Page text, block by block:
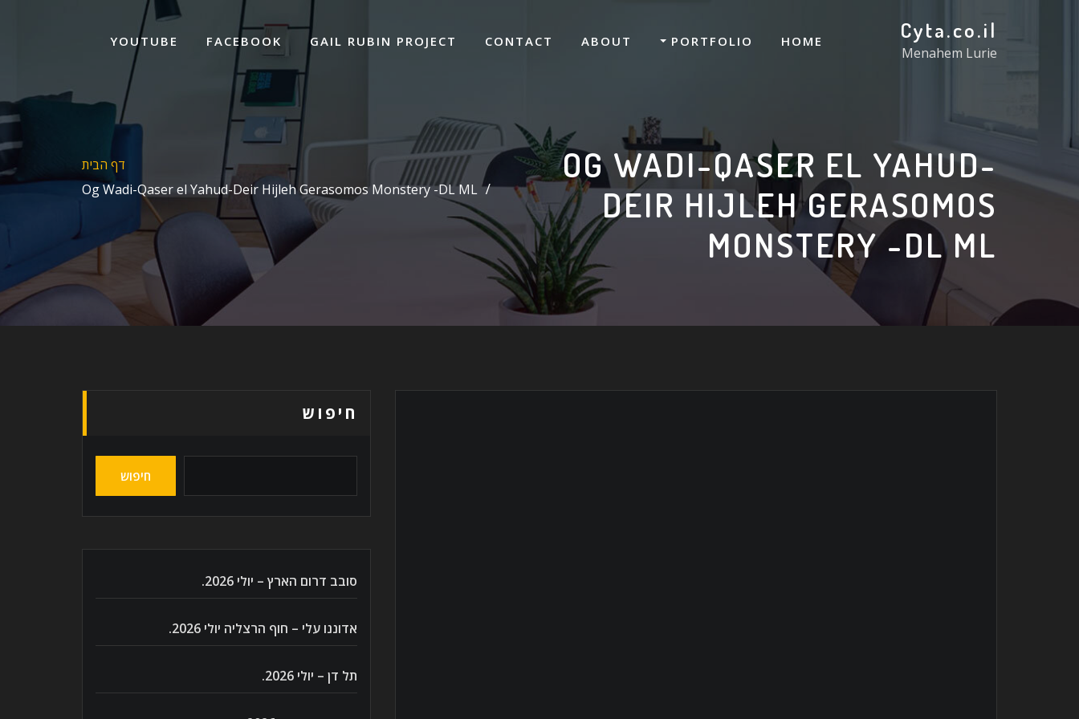
Cyta.co.il
Menahem Lurie
HOME
PORTFOLIO
ABOUT
CONTACT
GAIL RUBIN PROJECT
FACEBOOK
YOUTUBE
OG WADI-QASER EL YAHUD-
DEIR HIJLEH GERASOMOS
MONSTERY -DL ML
דף הבית
Og Wadi-Qaser el Yahud-Deir Hijleh Gerasomos Monstery -DL ML
חיפוש
חיפוש
סובב דרום הארץ – יולי 2026.
אדוננו עלי – חוף הרצליה יולי 2026.
תל דן – יולי 2026.